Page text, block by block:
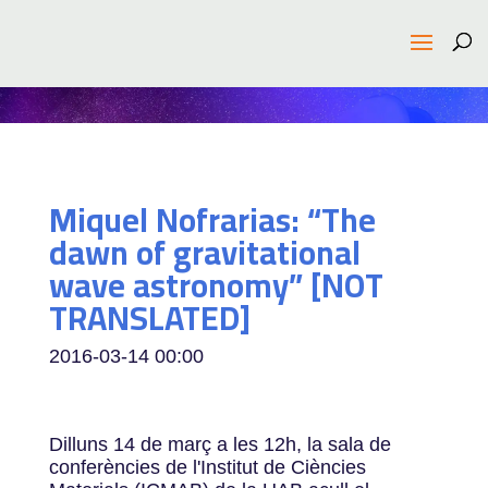
Miquel Nofrarias: “The
dawn of gravitational
wave astronomy” [NOT
TRANSLATED]
2016-03-14 00:00
Dilluns 14 de març a les 12h, la sala de
conferències de l'Institut de Ciències